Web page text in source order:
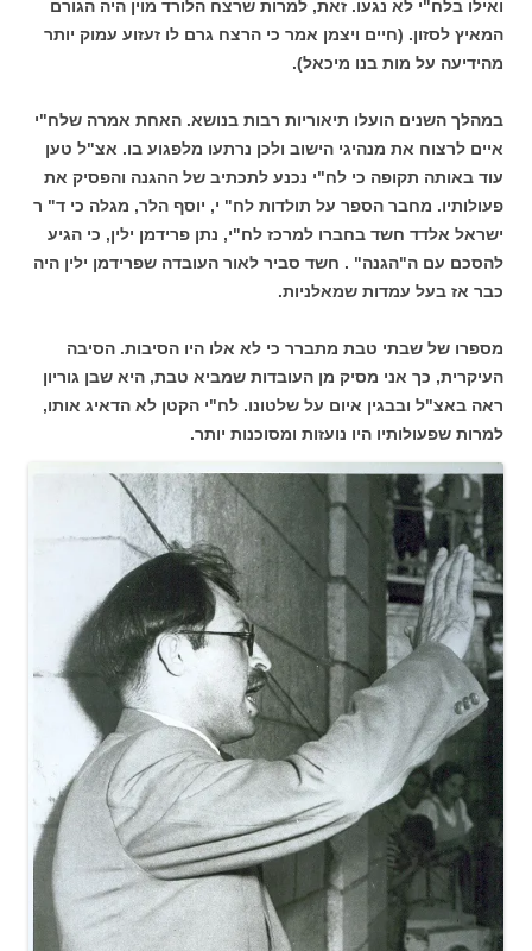
ואילו בלח"י לא נגעו. זאת, למרות שרצח הלורד מוין היה הגורם
המאיץ לסזון. (חיים ויצמן אמר כי הרצח גרם לו זעזוע עמוק יותר
מהידיעה על מות בנו מיכאל).
במהלך השנים הועלו תיאוריות רבות בנושא. האחת אמרה שלח"י
איים לרצוח את מנהיגי הישוב ולכן נרתעו מלפגוע בו. אצ"ל טען
עוד באותה תקופה כי לח"י נכנע לתכתיב של ההגנה והפסיק את
פעולותיו. מחבר הספר על תולדות לח" י, יוסף הלר, מגלה כי ד" ר
ישראל אלדד חשד בחברו למרכז לח"י, נתן פרידמן ילין, כי הגיע
להסכם עם ה"הגנה" . חשד סביר לאור העובדה שפרידמן ילין היה
כבר אז בעל עמדות שמאלניות.
מספרו של שבתי טבת מתברר כי לא אלו היו הסיבות. הסיבה
העיקרית, כך אני מסיק מן העובדות שמביא טבת, היא שבן גוריון
ראה באצ"ל ובבגין איום על שלטונו. לח"י הקטן לא הדאיג אותו,
למרות שפעולותיו היו נועזות ומסוכנות יותר.